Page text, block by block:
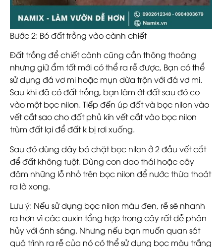
Bước 2: Bó đất trồng vào cành chiết
Đất trồng để chiết cành cũng cần thông thoáng
nhưng giữ ẩm tốt mới có thể ra rễ được, Bạn có thể
sử dụng đá vơ mi hoặc mụn dừa trộn với đá vơ mi.
Sau khi đã có đất trồng, bạn làm ớt đất sau đó co
vào một bọc nilon. Tiếp đến úp đất và bọc nilon vào
vết cắt sao cho đất phủ kín vết cắt vào bọc nilon
trùm đất lại để đất k bị rơi xuống.
Sau đó dùng dây bó chặt bọc nilon ở 2 đầu vết cắt
để đất không tuột. Dùng con dao thái hoặc cây
đâm những lỗ nhỏ trên bọc nilon để nước thừa thoát
ra là xong.
Lưu ý: Nếu sử dụng bọc nilon màu đen, rễ sẽ nhanh
ra hơn vì các auxin tổng hợp trong cây rất dễ phân
hủy với ánh sáng. Nhưng nếu bạn muốn quan sát
quá trình ra rễ của nó có thể sử dụng bọc màu trắng